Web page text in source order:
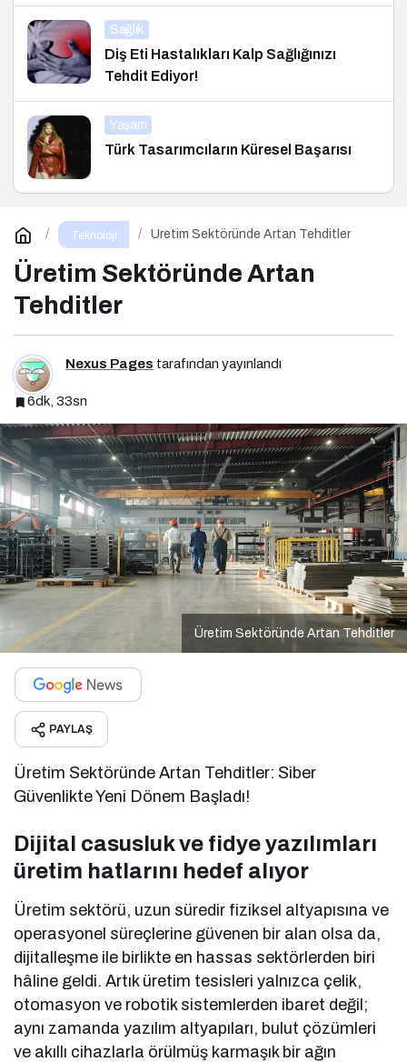
Sağlık
Diş Eti Hastalıkları Kalp Sağlığınızı
Tehdit Ediyor!
Yaşam
Türk Tasarımcıların Küresel Başarısı
Teknoloji Üretim Sektöründe Artan Tehditler
Üretim Sektöründe Artan
Tehditler
Nexus Pages tarafından yayınlandı
6dk, 33sn
Üretim Sektöründe Artan Tehditler
PAYLAŞ
Üretim Sektöründe Artan Tehditler: Siber
Güvenlikte Yeni Dönem Başladı!
Dijital casusluk ve fidye yazılımları
üretim hatlarını hedef alıyor
Üretim sektörü, uzun süredir fiziksel altyapısına ve
operasyonel süreçlerine güvenen bir alan olsa da,
dijitalleşme ile birlikte en hassas sektörlerden biri
hâline geldi. Artık üretim tesisleri yalnızca çelik,
otomasyon ve robotik sistemlerden ibaret değil;
aynı zamanda yazılım altyapıları, bulut çözümleri
ve akıllı cihazlarla örülmüş karmaşık bir ağın